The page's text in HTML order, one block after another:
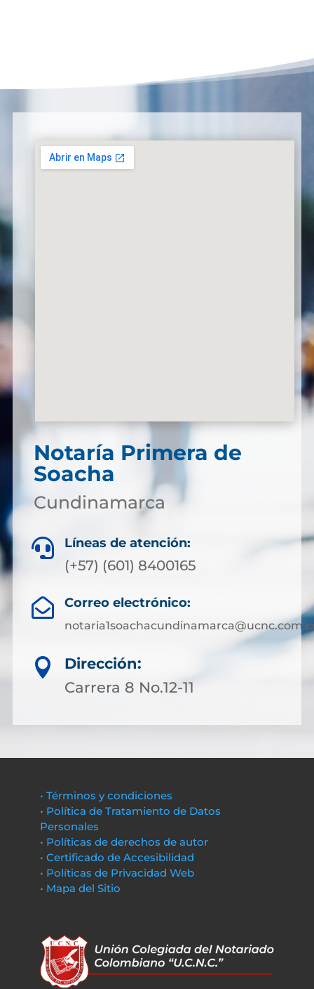
Notaría Primera de
Soacha
Cundinamarca
 Líneas de atención:
(+57) (601) 8400165
 Correo electrónico:

Dirección:
Carrera 8 No.12-11
• Términos y condiciones
• Política de Tratamiento de Datos
Personales
• Políticas de derechos de autor
• Certificado de Accesibilidad
• Políticas de Privacidad Web
• Mapa del Sitio